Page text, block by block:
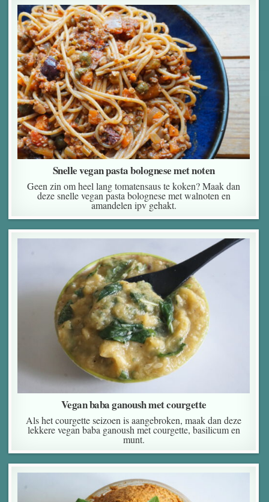
Snelle vegan pasta bolognese met noten
Geen zin om heel lang tomatensaus te koken? Maak dan
deze snelle vegan pasta bolognese met walnoten en
amandelen ipv gehakt.
Vegan baba ganoush met courgette
Als het courgette seizoen is aangebroken, maak dan deze
lekkere vegan baba ganoush met courgette, basilicum en
munt.